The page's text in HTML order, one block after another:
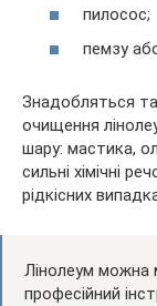
пилосос;
пемзу
Знадобляться
очищення
шару: мастика,
сильні хімічні
рідкісних
Лінолеум
професійний